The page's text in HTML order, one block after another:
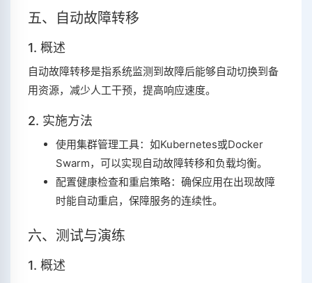
五、自动故障转移
1. 概述
自动故障转移是指系统监测到故障后能够自动切换到备
用资源，减少人工干预，提高响应速度。
2. 实施方法
使用集群管理工具：如Kubernetes或Docker
Swarm，可以实现自动故障转移和负载均衡。
配置健康检查和重启策略：确保应用在出现故障
时能自动重启，保障服务的连续性。
六、测试与演练
1. 概述